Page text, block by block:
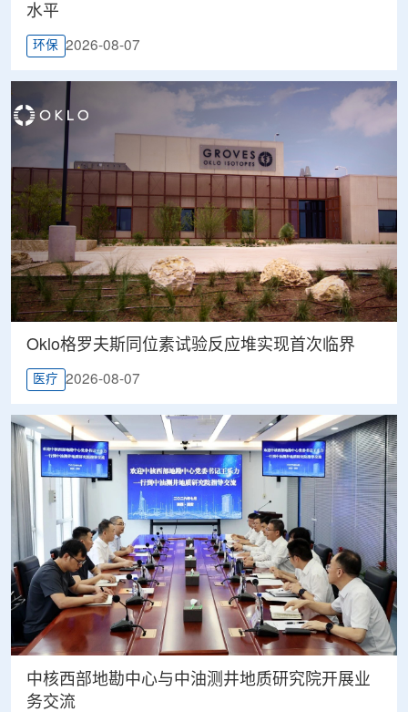
水平
环保 2026-08-07
Oklo格罗夫斯同位素试验反应堆实现首次临界
医疗 2026-08-07
中核西部地勘中心与中油测井地质研究院开展业
务交流